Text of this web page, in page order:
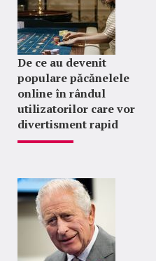
De ce au devenit
populare păcănelele
online în rândul
utilizatorilor care vor
divertisment rapid